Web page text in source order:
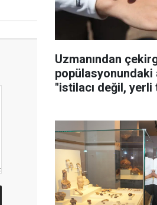
Uzmanından
popülasyonundaki
"istilacı değil, yerli